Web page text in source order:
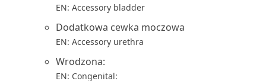
EN: Accessory bladder
Dodatkowa cewka moczowa
EN: Accessory urethra
Wrodzona:
EN: Congenital: